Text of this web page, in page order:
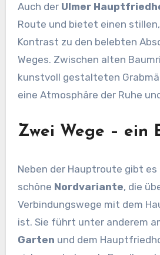
Auch der Ulmer
Route und bietet einen
Kontrast zu den belebten
Weges. Zwischen alten
kunstvoll gestalteten
eine Atmosphäre der Ruhe
Zwei Wege – ein
Neben der Hauptroute gibt es
schöne Nordvariante, die
Verbindungswege mit dem
ist. Sie führt unter anderem
Garten und dem